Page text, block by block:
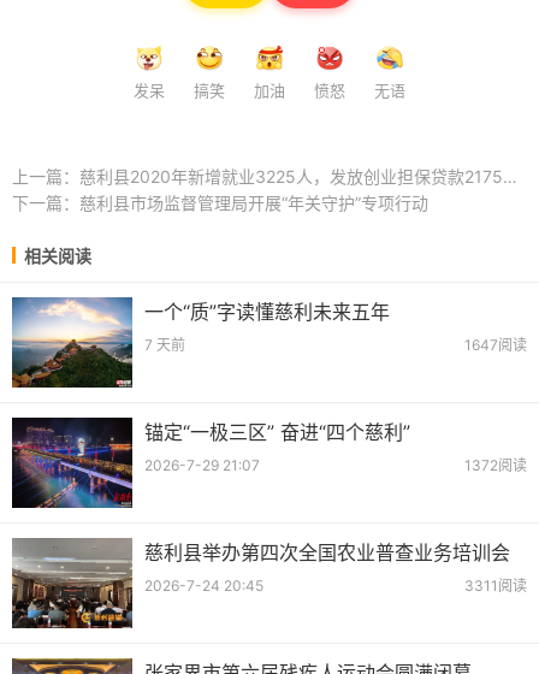
发呆 搞笑 加油 愤怒 无语
上一篇： 慈利县2020年新增就业3225人，发放创业担保贷款2175万元
下一篇： 慈利县市场监督管理局开展“年关守护”专项行动
相关阅读
一个“质”字读懂慈利未来五年
7 天前 1647阅读
锚定“一极三区” 奋进“四个慈利”
2026-7-29 21:07 1372阅读
慈利县举办第四次全国农业普查业务培训会
2026-7-24 20:45 3311阅读